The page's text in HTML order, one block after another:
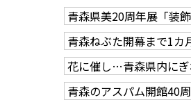
青森県美20周年展「装
青森ねぶた開幕まで1カ
花に催し…青森県内に
青森のアスパム開館40